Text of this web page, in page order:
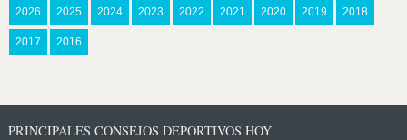
2026 2025 2024 2023 2022 2021 2020 2019 2018
2017 2016
PRINCIPALES CONSEJOS DEPORTIVOS HOY